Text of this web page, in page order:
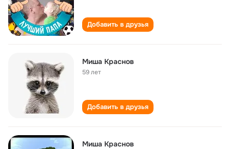
Добавить в друзья
Миша Краснов
59 лет
Добавить в друзья
Миша Краснов